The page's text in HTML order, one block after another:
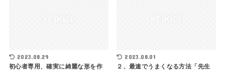
2023.08.29
初心者専用、確実に綺麗な形を作
2023.08.01
２、最速でうまくなる方法「先生